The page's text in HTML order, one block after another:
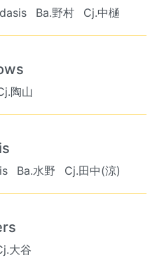
Ba.野村 Cj.中樋
陶山
Ba.水野 Cj.田中(涼)
大谷